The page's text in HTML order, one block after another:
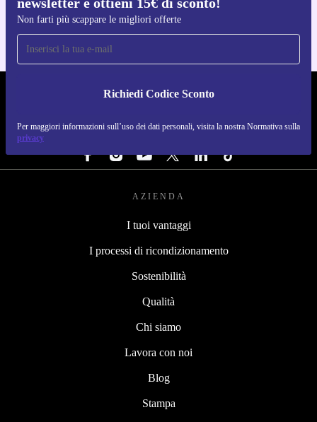
Non farti più scappare le migliori offerte
Richiedi Codice Sconto
Per maggiori informazioni sull’uso dei dati personali, visita la nostra Normativa sulla
privacy
REFURBED ITALIA - RETHINK NEW.
SEGUICI SU
AZIENDA
I tuoi vantaggi
I processi di ricondizionamento
Sostenibilità
Qualità
Chi siamo
Lavora con noi
Blog
Stampa